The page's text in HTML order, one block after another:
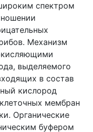
спектром
Механизм
выделяемого
в состав
кислород
мембран
Органические
буфером